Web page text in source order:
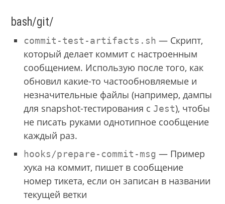
bash/git/
commit-test-artifacts.sh — Скрипт,
который делает коммит с настроенным
сообщением. Использую после того, как
обновил какие-то частообновляемые и
незначительные файлы (например, дампы
для snapshot-тестирования с Jest), чтобы
не писать руками однотипное сообщение
каждый раз.
hooks/prepare-commit-msg — Пример
хука на коммит, пишет в сообщение
номер тикета, если он записан в названии
текущей ветки